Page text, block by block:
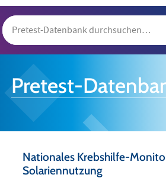
Pretest-
Nationales Krebshilfe-
Solariennutzung